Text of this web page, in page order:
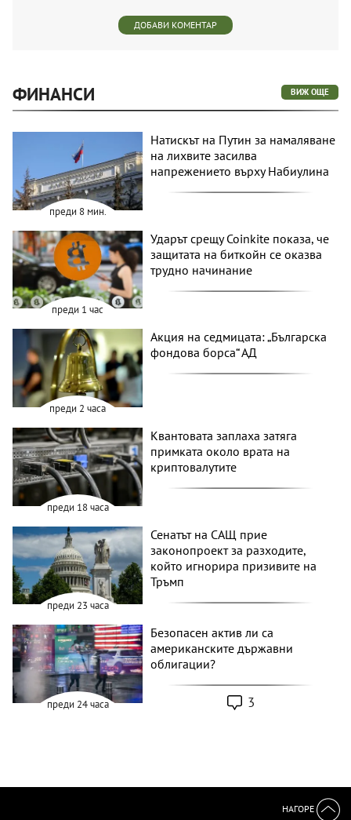
ДОБАВИ КОМЕНТАР
ФИНАНСИ ВИЖ ОЩЕ
преди 8 мин.
Натискът на Путин за намаляване
на лихвите засилва
напрежението върху Набиулина
преди 1 час
Ударът срещу Coinkite показа, че
защитата на биткойн се оказва
трудно начинание
преди 2 часа
Акция на седмицата: „Българска
фондова борса“ АД
преди 18 часа
Квантовата заплаха затяга
примката около врата на
криптовалутите
преди 23 часа
Сенатът на САЩ прие
законопроект за разходите,
който игнорира призивите на
Тръмп
преди 24 часа
Безопасен актив ли са
американските държавни
облигации?
3
НАГОРЕ